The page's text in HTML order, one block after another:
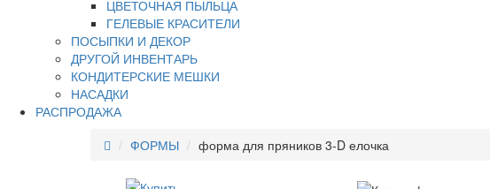
ЦВЕТОЧНАЯ ПЫЛЬЦА
ГЕЛЕВЫЕ КРАСИТЕЛИ
ПОСЫПКИ И ДЕКОР
ДРУГОЙ ИНВЕНТАРЬ
КОНДИТЕРСКИЕ МЕШКИ
НАСАДКИ
РАСПРОДАЖА
ФОРМЫ
форма для пряников 3-D елочка